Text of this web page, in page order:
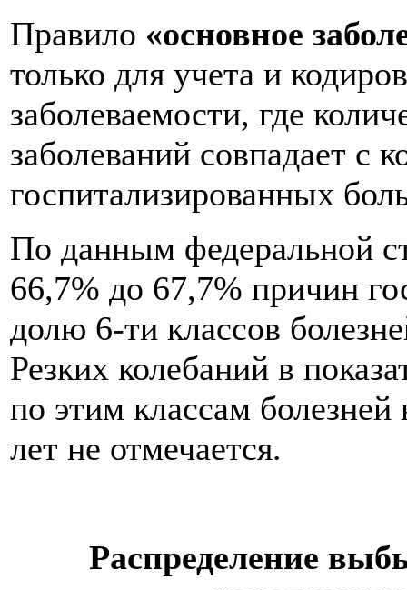
Правило «основное
только для учета и
заболеваемости, где
заболеваний совпадает с
госпитализированных
По данным федеральной
66,7% до 67,7% причин
долю 6-ти классов
Резких колебаний в
по этим классам
лет не отмечается.
Распределение